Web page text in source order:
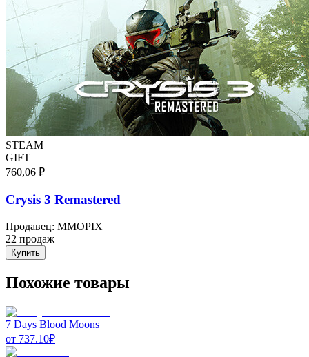
STEAM
GIFT
760,06 ₽
Crysis 3 Remastered
Продавец: MMOPIX
22 продаж
Купить
Похожие товары
7 Days Blood Moons
от 737.10₽